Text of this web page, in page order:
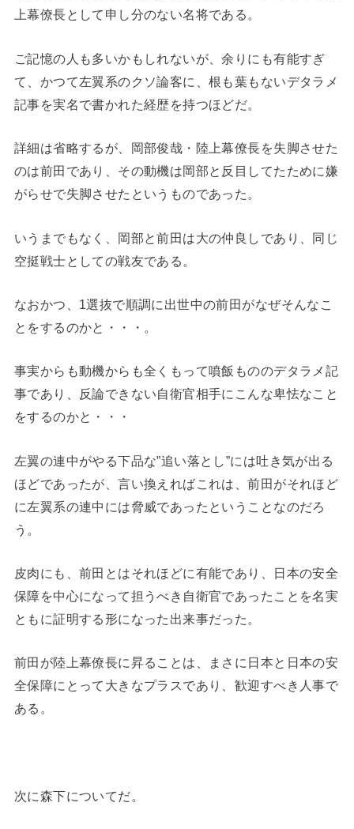
上幕僚長として申し分のない名将である。
ご記憶の人も多いかもしれないが、余りにも有能すぎ
て、かつて左翼系のクソ論客に、根も葉もないデタラメ
記事を実名で書かれた経歴を持つほどだ。
詳細は省略するが、岡部俊哉・陸上幕僚長を失脚させた
のは前田であり、その動機は岡部と反目してたために嫌
がらせで失脚させたというものであった。
いうまでもなく、岡部と前田は大の仲良しであり、同じ
空挺戦士としての戦友である。
なおかつ、1選抜で順調に出世中の前田がなぜそんなこ
とをするのかと・・・。
事実からも動機からも全くもって噴飯もののデタラメ記
事であり、反論できない自衛官相手にこんな卑怯なこと
をするのかと・・・
左翼の連中がやる下品な”追い落とし”には吐き気が出る
ほどであったが、言い換えればこれは、前田がそれほど
に左翼系の連中には脅威であったということなのだろ
う。
皮肉にも、前田とはそれほどに有能であり、日本の安全
保障を中心になって担うべき自衛官であったことを名実
ともに証明する形になった出来事だった。
前田が陸上幕僚長に昇ることは、まさに日本と日本の安
全保障にとって大きなプラスであり、歓迎すべき人事で
ある。
次に森下についてだ。